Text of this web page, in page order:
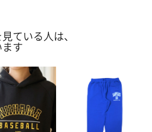
ている人は、
ます